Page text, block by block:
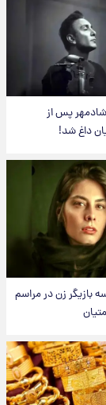
پس از
داغ شد!
بازیگر زن در مراسم